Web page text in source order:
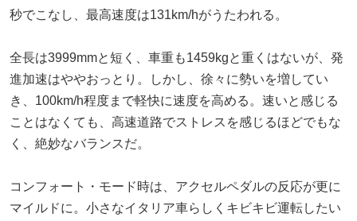
秒でこなし、最高速度は131km/hがうたわれる。
全長は3999mmと短く、車重も1459kgと重くはないが、発
進加速はややおっとり。しかし、徐々に勢いを増してい
き、100km/h程度まで軽快に速度を高める。速いと感じる
ことはなくても、高速道路でストレスを感じるほどでもな
く、絶妙なバランスだ。
コンフォート・モード時は、アクセルペダルの反応が更に
マイルドに。小さなイタリア車らしくキビキビ運転したい